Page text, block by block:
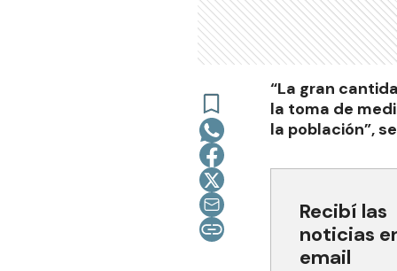
“La gran
la toma de
la población”,
Recibí las
noticias
email